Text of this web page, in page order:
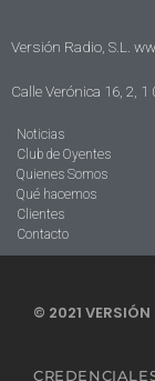
Versión Radio, S.L.
Calle Verónica 16, 2, 1
Noticias
Club de Oyentes
Quienes Somos
Qué hacemos
Clientes
Contacto
© 2021 VERSIÓN